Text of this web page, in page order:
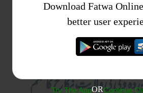
معاملات
نکاح
متفرقات
Download Fatwa
better user
Try The AppORContinue